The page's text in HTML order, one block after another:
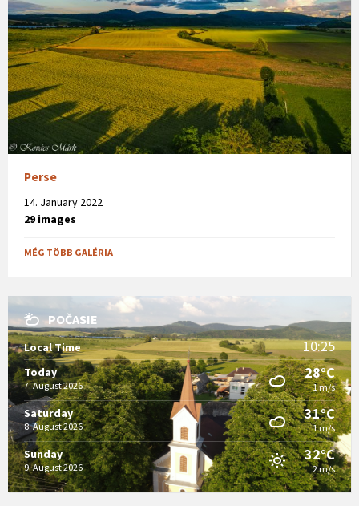
Perse
14. January 2022
29 images
MÉG TÖBB GALÉRIA
POČASIE
Local Time 10:25
Today
7. August 2026
28°C
1 m/s
Saturday
8. August 2026
31°C
1 m/s
Sunday
9. August 2026
32°C
2 m/s